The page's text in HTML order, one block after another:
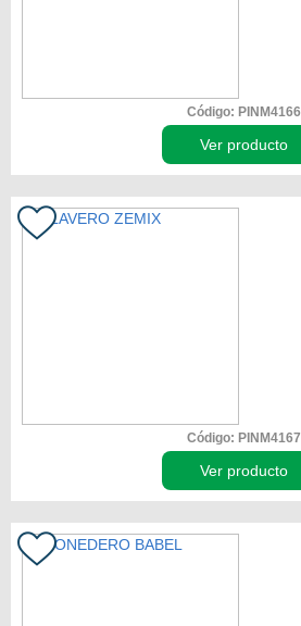
Código: PINM4166
Ver producto
Código: PINM4167
Ver producto